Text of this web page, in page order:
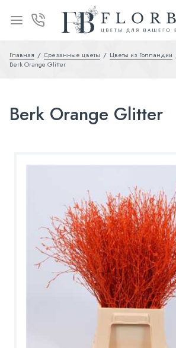
Главная Срезанные цветы Цветы из Голландии
Berk Orange Glitter
Berk Orange Glitter